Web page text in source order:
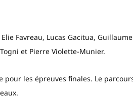
Favreau, Lucas Gacitua,
et Pierre Violette-Munier.
pour les épreuves finales. Le